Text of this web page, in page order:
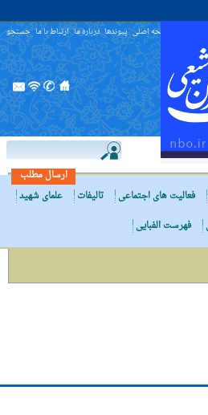
صفحه اصلی پیوندها درباره ما ارتباط با ما جستجو
ارسال مطلب
فعالیت های اجتماعی تالیفات
علمای شهید
فهرست الفبایی